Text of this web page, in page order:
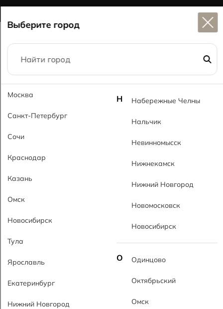
Главная Каталог
60x60
Мрамор кремовый GL Marble Cream GL
Выберите город
Москва
Санкт-Петербург
Сочи
Краснодар
Казань
Омск
Новосибирск
Тула
Ярославль
Екатеринбург
Нижний Новгород
Н Набережные Челны
Нальчик
Невинномысск
Нижнекамск
Нижний Новгород
Новомосковск
Новосибирск
О Одинцово
Октябрьский
Омск